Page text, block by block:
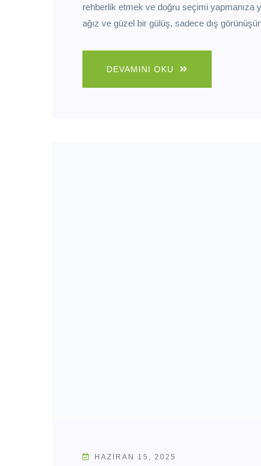
rehberlik etmek ve doğru seçimi yapmanıza
ağız ve güzel bir gülüş, sadece dış
DEVAMINI OKU
HAZIRAN 15, 2025